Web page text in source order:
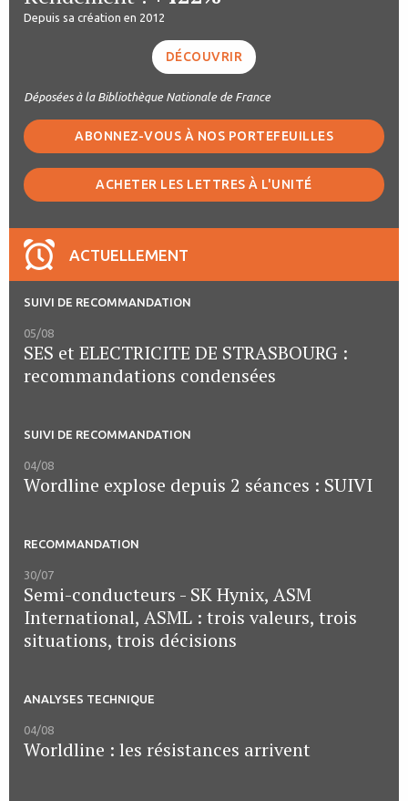
Depuis sa création en 2012
DÉCOUVRIR
Déposées à la Bibliothèque Nationale de France
ABONNEZ-VOUS À NOS PORTEFEUILLES
ACHETER LES LETTRES À L'UNITÉ
ACTUELLEMENT
SUIVI DE RECOMMANDATION
05/08
SES et ELECTRICITE DE STRASBOURG :
recommandations condensées
SUIVI DE RECOMMANDATION
04/08
Wordline explose depuis 2 séances : SUIVI
RECOMMANDATION
30/07
Semi-conducteurs - SK Hynix, ASM
International, ASML : trois valeurs, trois
situations, trois décisions
ANALYSES TECHNIQUE
04/08
Worldline : les résistances arrivent